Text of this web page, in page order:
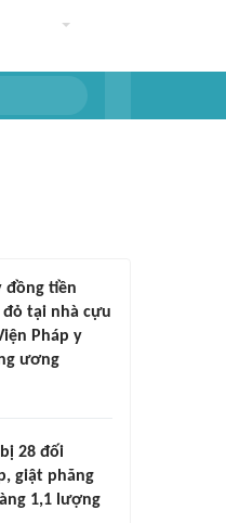
đồng tiền
đỏ tại nhà cựu
Pháp y
ương
28 đối
giật phăng
1,1 lượng